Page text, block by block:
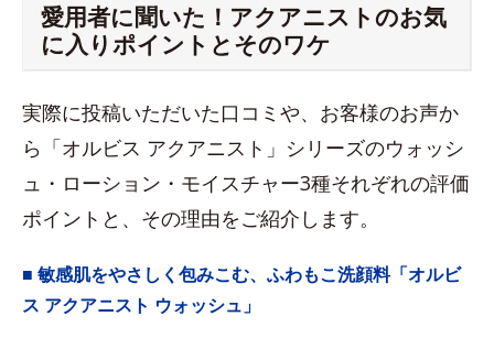
愛用者に聞いた！アクアニストのお気
に入りポイントとそのワケ
実際に投稿いただいた口コミや、お客様のお声か
ら「オルビス アクアニスト」シリーズのウォッシ
ュ・ローション・モイスチャー3種それぞれの評価
ポイントと、その理由をご紹介します。
■ 敏感肌をやさしく包みこむ、ふわもこ洗顔料「オルビ
ス アクアニスト ウォッシュ」